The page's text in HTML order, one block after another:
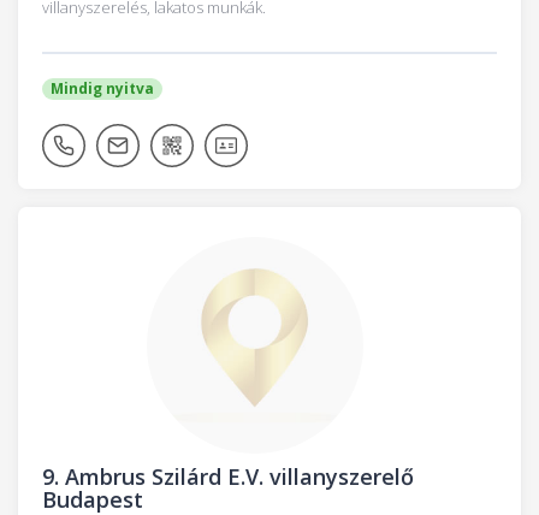
villanyszerelés, lakatos munkák.
Mindig nyitva
9. Ambrus Szilárd E.V. villanyszerelő
Budapest